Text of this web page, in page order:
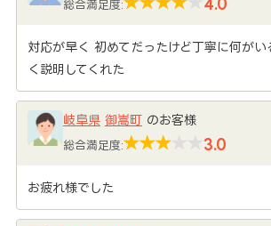
総合満足度: 4.0
対応が早く 初めてだったけど丁寧に何がい
く説明してくれた
岐阜県 御嵩町のお客様
総合満足度: 3.0
お疲れ様でした